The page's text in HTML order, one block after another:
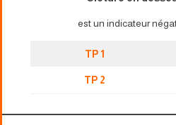
est un indicateur
TP 1
TP 2